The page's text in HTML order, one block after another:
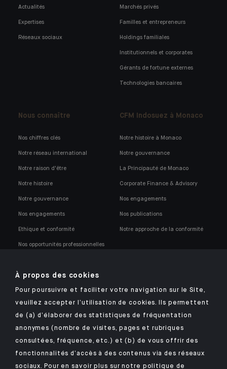
Actualités
Expertises
Réseaux sociaux
Marchés privés
Familles et entrepreneurs
Holdings familiales
Institutionnels et corporates
Gérants de fortune externes
Technologies bancaires
Nous connaître
Nos chiffres clés
Notre réseau international
Notre raison d'être
Notre histoire
Notre gouvernance
Nos engagements
Ethique et conformité
Nos opportunités professionnelles
CFM Indosuez à Monaco
Notre histoire à Monaco
Notre gouvernance
La Principauté de Monaco
Corporate Finance & Advisory
Nos engagements
Nos publications
Notre approche de la conformité
Retrouvez notre application mobile Indosuez
MENTIONS LÉGALES
À propos des cookies
Pour poursuivre et faciliter votre navigation sur le Site,
veuillez accepter l’utilisation de cookies. Ils permettent
de (a) d’élaborer des statistiques de fréquentation
anonymes (nombre de visites, pages et rubriques
consultées, fréquence, etc.) et (b) de vous offrir des
fonctionnalités d’accès à des contenus via des réseaux
sociaux. Pour en savoir plus sur notre politique de